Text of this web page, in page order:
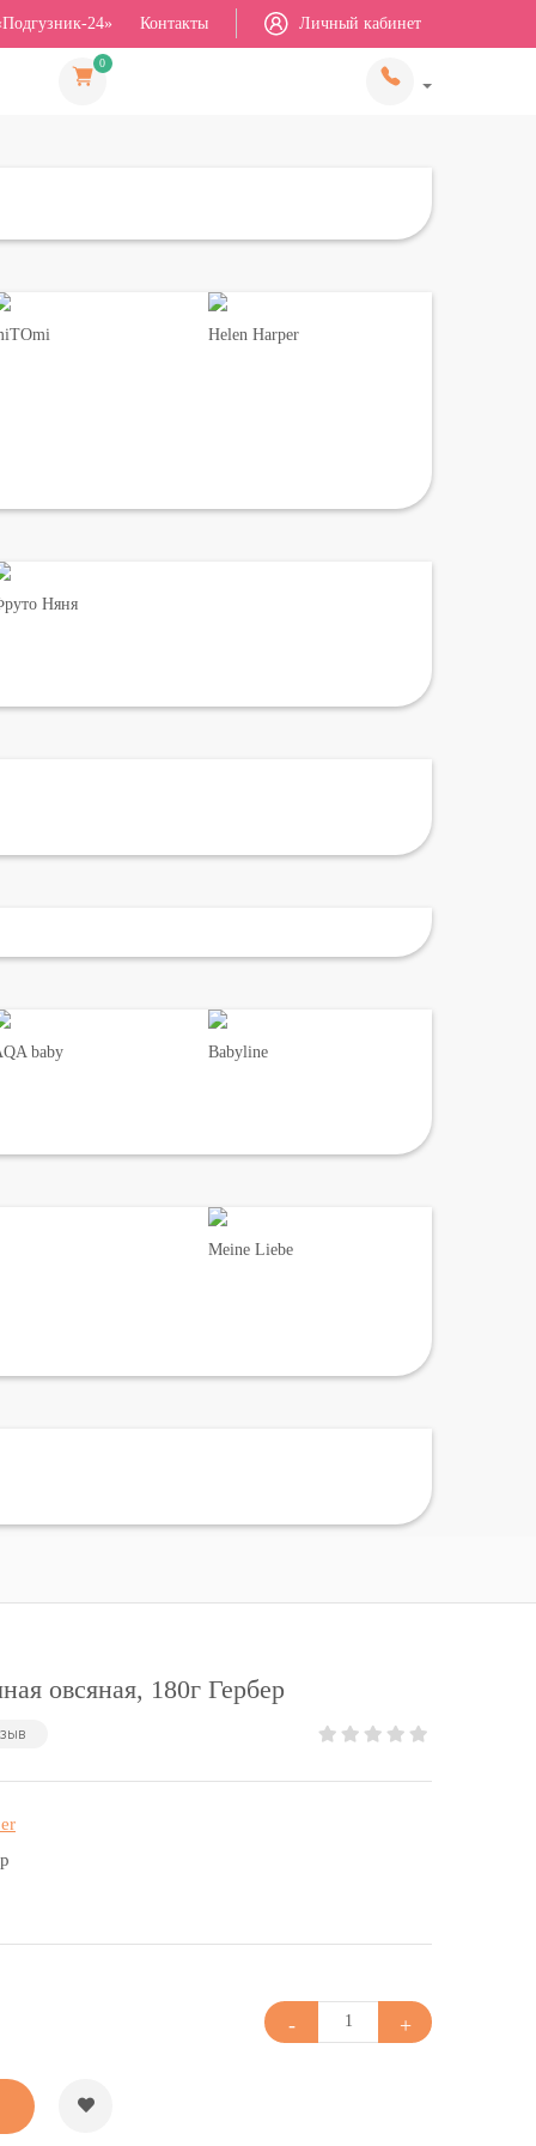
24» Контакты Личный кабинет
0
Helen Harper
Няня
baby Babyline
Meine Liebe
овсяная, 180г Гербер